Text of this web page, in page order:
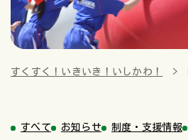
すくすく！いきいき！いしかわ！
すべて お知らせ 制度・支援情報